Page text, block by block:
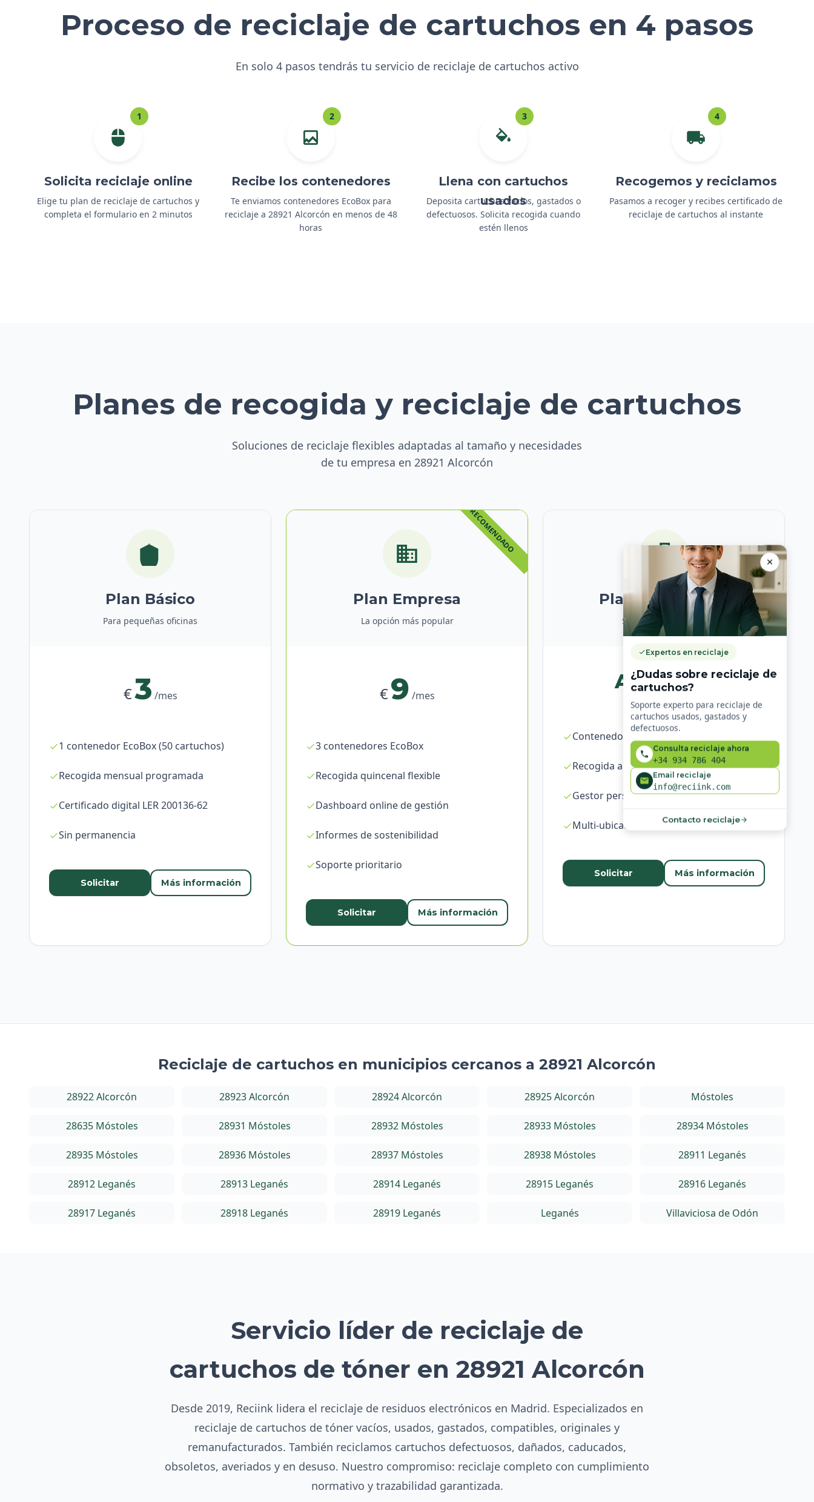
Proceso de reciclaje de cartuchos en 4 pasos
En solo 4 pasos tendrás tu servicio de reciclaje de cartuchos activo
1
Solicita reciclaje online
Elige tu plan de reciclaje de cartuchos y
completa el formulario en 2 minutos
2
Recibe los contenedores
Te enviamos contenedores EcoBox para
reciclaje a 28921 Alcorcón en menos de 48
horas
3
Llena con cartuchos
usados
Deposita cartuchos vacíos, gastados o
defectuosos. Solicita recogida cuando
estén llenos
4
Recogemos y reciclamos
Pasamos a recoger y recibes certificado de
reciclaje de cartuchos al instante
Planes de recogida y reciclaje de cartuchos
Soluciones de reciclaje flexibles adaptadas al tamaño y necesidades
de tu empresa en 28921 Alcorcón
Plan Básico
Para pequeñas oficinas
€3 /mes
1 contenedor EcoBox (50 cartuchos)
Recogida mensual programada
Certificado digital LER 200136-62
Sin permanencia
Solicitar Más información
Plan Empresa
La opción más popular
€9 /mes
3 contenedores EcoBox
Recogida quincenal flexible
Dashboard online de gestión
Informes de sostenibilidad
Soporte prioritario
Solicitar Más información
Plan Corporativo
Soluciones a medida
A medida
Contenedores ilimitados
Recogida a demanda en 24-48h
Gestor personal dedicado
Multi-ubicación
Solicitar Más información
Reciclaje de cartuchos en municipios cercanos a 28921 Alcorcón
28922 Alcorcón 28923 Alcorcón 28924 Alcorcón 28925 Alcorcón Móstoles
28635 Móstoles 28931 Móstoles 28932 Móstoles 28933 Móstoles 28934 Móstoles
28935 Móstoles 28936 Móstoles 28937 Móstoles 28938 Móstoles 28911 Leganés
28912 Leganés 28913 Leganés 28914 Leganés 28915 Leganés 28916 Leganés
28917 Leganés 28918 Leganés 28919 Leganés Leganés Villaviciosa de Odón
Servicio líder de reciclaje de
cartuchos de tóner en 28921 Alcorcón
Desde 2019, Reciink lidera el reciclaje de residuos electrónicos en Madrid. Especializados en
reciclaje de cartuchos de tóner vacíos, usados, gastados, compatibles, originales y
remanufacturados. También reciclamos cartuchos defectuosos, dañados, caducados,
obsoletos, averiados y en desuso. Nuestro compromiso: reciclaje completo con cumplimiento
normativo y trazabilidad garantizada.
Expertos en reciclaje
¿Dudas sobre reciclaje de
cartuchos?
Soporte experto para reciclaje de
cartuchos usados, gastados y
defectuosos.
Consulta reciclaje ahora
+34 934 786 404
Email reciclaje
info@reciink.com
Contacto reciclaje